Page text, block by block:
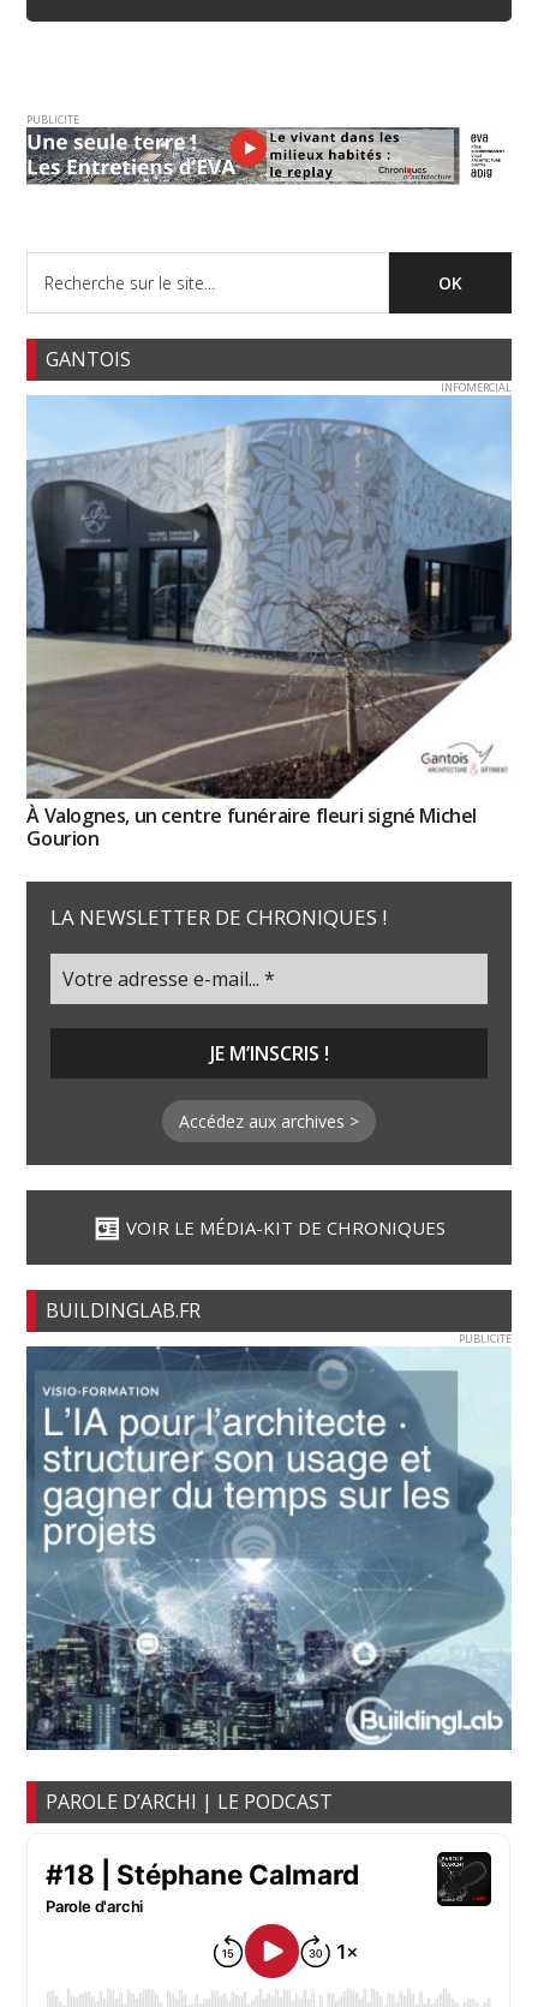
PUBLICITE
GANTOIS
INFOMERCIAL
À Valognes, un centre funéraire fleuri signé Michel
Gourion
LA NEWSLETTER DE CHRONIQUES !
Accédez aux archives >
VOIR LE MÉDIA-KIT DE CHRONIQUES
BUILDINGLAB.FR
PUBLICITE
PAROLE D’ARCHI | LE PODCAST